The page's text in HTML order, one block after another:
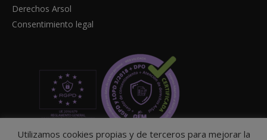
Derechos Arsol
Consentimiento legal
Utilizamos cookies propias y de terceros para mejorar la